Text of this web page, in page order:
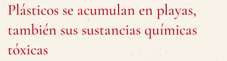
Plásticos se acumulan en playas,
también sus sustancias químicas
tóxicas